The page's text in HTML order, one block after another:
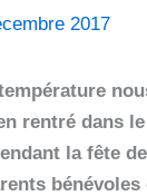
2017
rentré dans
la fête
bénévoles